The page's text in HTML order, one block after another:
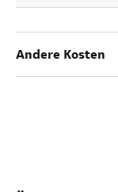
Andere Kosten